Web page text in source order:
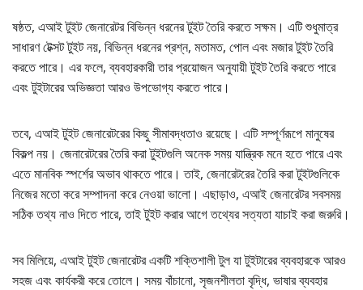
ষষ্ঠত, এআই টুইট জেনারেটর বিভিন্ন ধরনের টুইট তৈরি করতে সক্ষম। এটি শুধুমাত্র
সাধারণ টেক্সট টুইট নয়, বিভিন্ন ধরনের প্রশ্ন, মতামত, পোল এবং মজার টুইট তৈরি
করতে পারে। এর ফলে, ব্যবহারকারী তার প্রয়োজন অনুযায়ী টুইট তৈরি করতে পারে
এবং টুইটারের অভিজ্ঞতা আরও উপভোগ্য করতে পারে।
তবে, এআই টুইট জেনারেটরের কিছু সীমাবদ্ধতাও রয়েছে। এটি সম্পূর্ণরূপে মানুষের
বিকল্প নয়। জেনারেটরের তৈরি করা টুইটগুলি অনেক সময় যান্ত্রিক মনে হতে পারে এবং
এতে মানবিক স্পর্শের অভাব থাকতে পারে। তাই, জেনারেটরের তৈরি করা টুইটগুলিকে
নিজের মতো করে সম্পাদনা করে নেওয়া ভালো। এছাড়াও, এআই জেনারেটর সবসময়
সঠিক তথ্য নাও দিতে পারে, তাই টুইট করার আগে তথ্যের সত্যতা যাচাই করা জরুরি।
সব মিলিয়ে, এআই টুইট জেনারেটর একটি শক্তিশালী টুল যা টুইটারের ব্যবহারকে আরও
সহজ এবং কার্যকরী করে তোলে। সময় বাঁচানো, সৃজনশীলতা বৃদ্ধি, ভাষার ব্যবহার